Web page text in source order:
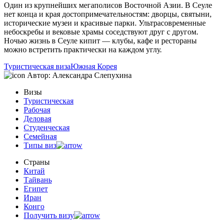
Один из крупнейших мегаполисов Восточной Азии. В Сеуле
нет конца и края достопримечательностям: дворцы, святыни,
исторические музеи и красивые парки. Ультрасовременные
небоскребы и вековые храмы соседствуют друг с другом.
Ночью жизнь в Сеуле кипит — клубы, кафе и рестораны
можно встретить практически на каждом углу.
Туристическая визаЮжная Корея
Автор: Александра Слепухина
Визы
Туристическая
Рабочая
Деловая
Студенческая
Семейная
Типы виз
Страны
Китай
Тайвань
Египет
Иран
Конго
Получить визу